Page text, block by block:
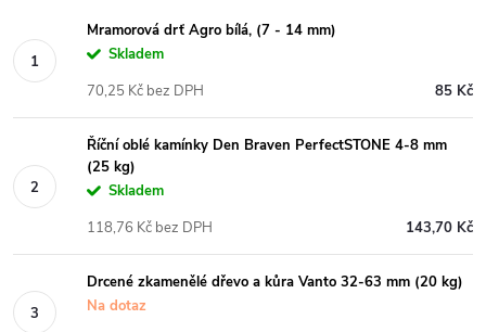
Mramorová drť Agro bílá, (7 - 14 mm)
Skladem
85 Kč
70,25 Kč bez DPH
Říční oblé kamínky Den Braven PerfectSTONE 4-8 mm
(25 kg)
Skladem
143,70 Kč
118,76 Kč bez DPH
Drcené zkamenělé dřevo a kůra Vanto 32-63 mm (20 kg)
Na dotaz